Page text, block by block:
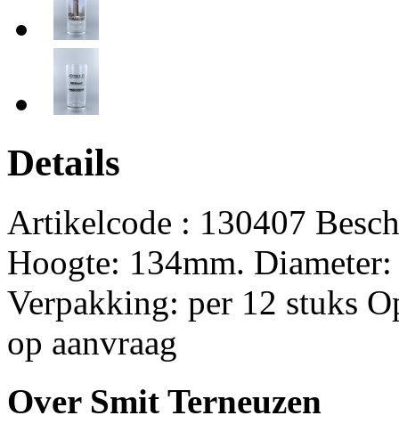
Details
Artikelcode : 130407
Hoogte: 134mm.
Verpakking: per 12 stuks
op aanvraag
Over Smit Terneuzen